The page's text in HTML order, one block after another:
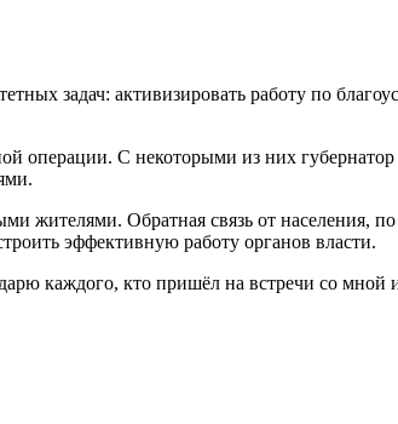
задач: активизировать работу по
операции. С некоторыми из них
жителями. Обратная связь от населения,
эффективную работу органов власти.
каждого, кто пришёл на встречи со